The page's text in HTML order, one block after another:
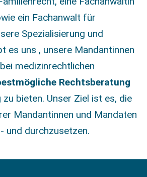
ein Fachanwalt für
Spezialisierung und
es uns , unsere Mandantinnen
medizinrechtlichen
Rechtsberatung
zu bieten. Unser Ziel ist es, die
Mandantinnen und Mandaten
und durchzusetzen.